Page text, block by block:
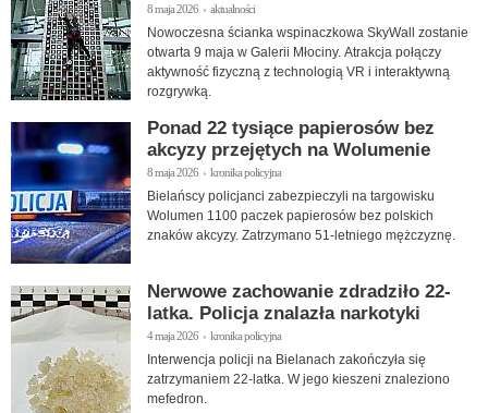
8 maja 2026 › aktualności
Nowoczesna ścianka wspinaczkowa SkyWall zostanie
otwarta 9 maja w Galerii Młociny. Atrakcja połączy
aktywność fizyczną z technologią VR i interaktywną
rozgrywką.
Ponad 22 tysiące papierosów bez
akcyzy przejętych na Wolumenie
8 maja 2026 › kronika policyjna
Bielańscy policjanci zabezpieczyli na targowisku
Wolumen 1100 paczek papierosów bez polskich
znaków akcyzy. Zatrzymano 51-letniego mężczyznę.
Nerwowe zachowanie zdradziło 22-
latka. Policja znalazła narkotyki
4 maja 2026 › kronika policyjna
Interwencja policji na Bielanach zakończyła się
zatrzymaniem 22-latka. W jego kieszeni znaleziono
mefedron.